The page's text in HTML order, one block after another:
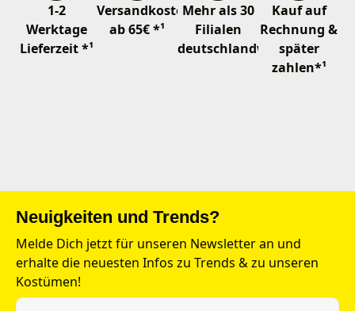
1-2
Werktage
Lieferzeit *¹
Versandkostenfrei
ab 65€ *¹
Mehr als 30
Filialen
deutschlandweit
Kauf auf
Rechnung &
später
zahlen*¹
Neuigkeiten und Trends?
Melde Dich jetzt für unseren Newsletter an und
erhalte die neuesten Infos zu Trends & zu unseren
Kostümen!